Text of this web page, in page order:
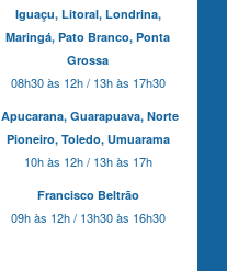
Iguaçu, Litoral, Londrina,
Maringá, Pato Branco, Ponta
Grossa
08h30 às 12h / 13h às 17h30
Apucarana, Guarapuava, Norte
Pioneiro, Toledo, Umuarama
10h às 12h / 13h às 17h
Francisco Beltrão
09h às 12h / 13h30 às 16h30